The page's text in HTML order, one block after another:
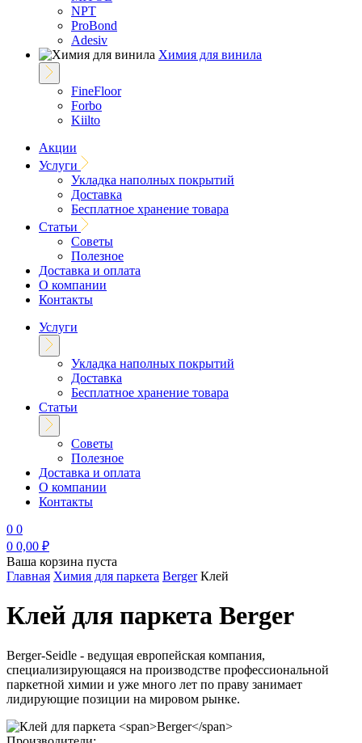
NPT
ProBond
Adesiv
Химия для винила
FineFloor
Forbo
Kiilto
Акции
Услуги
Укладка наполных покрытий
Доставка
Бесплатное хранение товара
Статьи
Советы
Полезное
Доставка и оплата
О компании
Контакты
Услуги
Укладка наполных покрытий
Доставка
Бесплатное хранение товара
Статьи
Советы
Полезное
Доставка и оплата
О компании
Контакты
0 0
0 0,00 ₽
Ваша корзина пуста
Главная Химия для паркета Berger Клей
Клей для паркета Berger
Berger-Seidle - ведущая европейская компания,
специализирующаяся на производстве профессиональной
паркетной химии и уже много лет по праву занимает
лидирующие позиции на мировом рынке.